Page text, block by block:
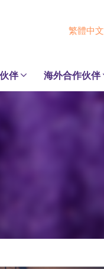
繁體中文
伴 海外合作伙伴